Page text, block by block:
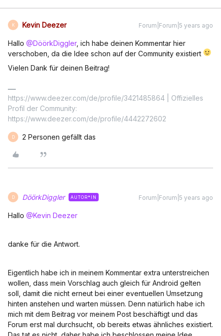
K Kevin Deezer Forum|Forum|5 years ago
Hallo @DöörkDiggler, ich habe deinen Kommentar hier
verschoben, da die Idee schon auf der Community existiert
Vielen Dank für deinen Beitrag!
https://www.deezer.com/de/profile/3421485864 | Offizielles
Profil der Community:
https://www.deezer.com/de/profile/4442272602
D 2 Personen gefällt das
D DöörkDiggler AUTOR*IN Forum|Forum|5 years ago
Hallo @Kevin Deezer
danke für die Antwort.
Eigentlich habe ich in meinem Kommentar extra unterstreichen
wollen, dass mein Vorschlag auch gleich für Android gelten
soll, damit die nicht erneut bei einer eventuellen Umsetzung
hinten anstehen und warten müssen. Denn natürlich habe ich
mich mit dem Beitrag vor meinem Post beschäftigt und das
Forum erst mal durchsucht, ob bereits etwas ähnliches existiert.